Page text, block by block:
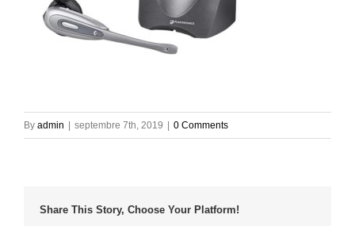
By admin septembre 7th, 2019 0 Comments
Share This Story, Choose Your Platform!